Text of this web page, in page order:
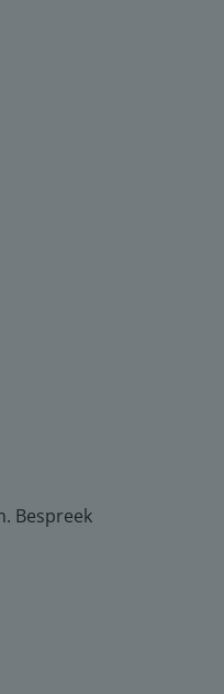
Bespreek